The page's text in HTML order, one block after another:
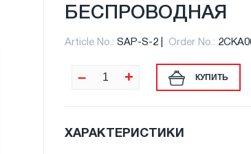
БЕСПРОВОДНАЯ
Article No.: SAP-S-2 Order No.:
– + КУПИТЬ
ХАРАКТЕРИСТИКИ